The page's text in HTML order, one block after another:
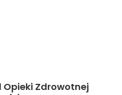
Opieki Zdrowotnej